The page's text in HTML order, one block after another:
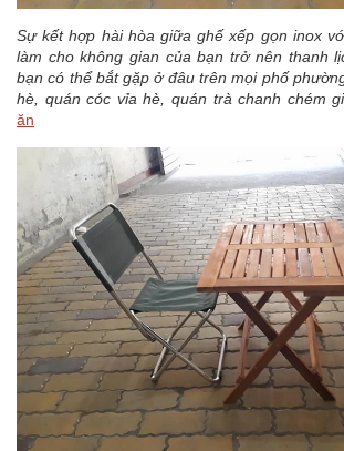
Sự kết hợp hài hòa giữa ghế xếp gọn inox
làm cho không gian của bạn trở nên thanh
bạn có thể bắt gặp ở đâu trên mọi phố
hè, quán cóc vỉa hè, quán trà chanh chém
ăn